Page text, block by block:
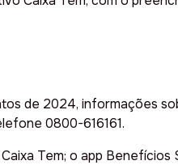
de 2024, informações
0800-616161.
Tem; o app Benefícios